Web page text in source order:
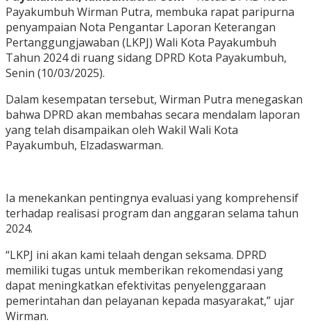
Payakumbuh Wirman Putra, membuka rapat paripurna
penyampaian Nota Pengantar Laporan Keterangan
Pertanggungjawaban (LKPJ) Wali Kota Payakumbuh
Tahun 2024 di ruang sidang DPRD Kota Payakumbuh,
Senin (10/03/2025).
Dalam kesempatan tersebut, Wirman Putra menegaskan
bahwa DPRD akan membahas secara mendalam laporan
yang telah disampaikan oleh Wakil Wali Kota
Payakumbuh, Elzadaswarman.
Ia menekankan pentingnya evaluasi yang komprehensif
terhadap realisasi program dan anggaran selama tahun
2024.
“LKPJ ini akan kami telaah dengan seksama. DPRD
memiliki tugas untuk memberikan rekomendasi yang
dapat meningkatkan efektivitas penyelenggaraan
pemerintahan dan pelayanan kepada masyarakat,” ujar
Wirman.